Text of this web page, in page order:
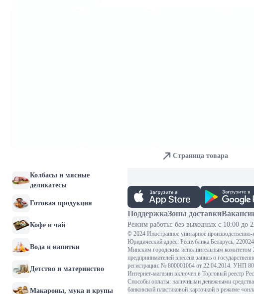
Колбасы и мясные
деликатесы
Готовая продукция
Кофе и чай
Вода и напитки
Детство и материнство
Макароны, мука и крупы
ПоддержкаЗоны доставки
Режим работы: без выходных с 10:00 до
© 2024 Иностранное унитарное
Юридический адрес: Республика Беларусь,
Минским городским исполнительным комитетом
предпринимателей внесена запись о
регистрации: № 800001064 от 22.04.2014. УНП
Интернет-магазин включен в Торговый реестр
Способы оплаты: наличными денежными
банковской пластиковой карточкой в режиме
Страница товара